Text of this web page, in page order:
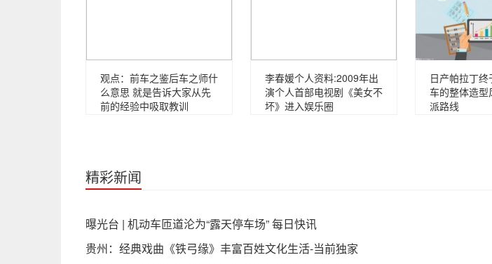
观点：前车之鉴后车之师什
么意思 就是告诉大家从先
前的经验中吸取教训
李春媛个人资料:2009年出
演个人首部电视剧《美女不
坏》进入娱乐圈
日产帕拉丁
车的整体造
派路线
精彩新闻
曝光台 | 机动车匝道沦为“露天停车场” 每日快讯
贵州：经典戏曲《铁弓缘》丰富百姓文化生活-当前独家